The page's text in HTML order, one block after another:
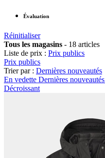
Évaluation
Réinitialiser
Tous les magasins - 18 articles
Liste de prix : Prix publics
Prix publics
Trier par : Dernières nouveautés
En vedette Dernières nouveautés
Décroissant